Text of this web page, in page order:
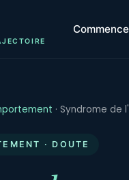
· Syndrome de
· DOUTE